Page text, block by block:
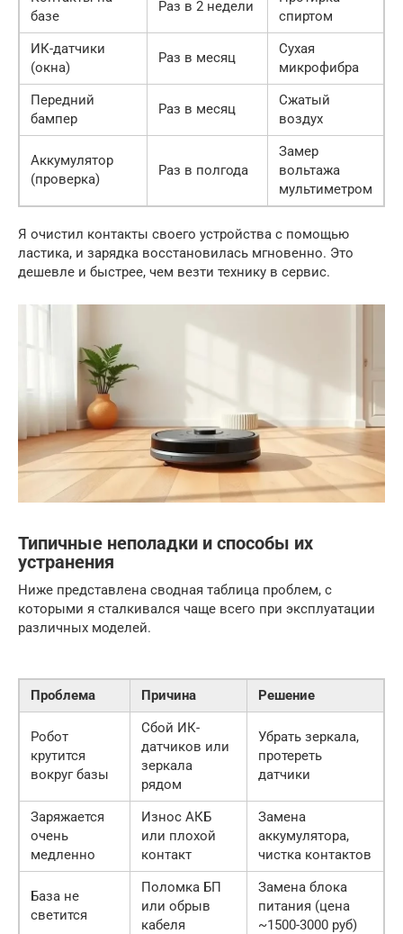
базе
Раз в 2 недели
спиртом
ИК-датчики
(окна)
Раз в месяц
Сухая
микрофибра
Передний
бампер
Раз в месяц
Сжатый
воздух
Аккумулятор
(проверка)
Раз в полгода
Замер
вольтажа
мультиметром
Я очистил контакты своего устройства с помощью
ластика, и зарядка восстановилась мгновенно. Это
дешевле и быстрее, чем везти технику в сервис.
Типичные неполадки и способы их
устранения
Ниже представлена сводная таблица проблем, с
которыми я сталкивался чаще всего при эксплуатации
различных моделей.
Проблема Причина Решение
Робот
крутится
вокруг базы
Сбой ИК-
датчиков или
зеркала
рядом
Убрать зеркала,
протереть
датчики
Заряжается
очень
медленно
Износ АКБ
или плохой
контакт
Замена
аккумулятора,
чистка контактов
База не
светится
Поломка БП
или обрыв
кабеля
Замена блока
питания (цена
~1500-3000 руб)